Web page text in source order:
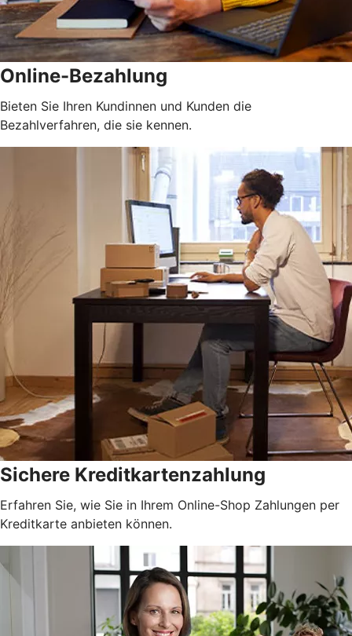
Online-Bezahlung
Bieten Sie Ihren Kundinnen und Kunden die
Bezahlverfahren, die sie kennen.
Sichere Kreditkartenzahlung
Erfahren Sie, wie Sie in Ihrem Online-Shop Zahlungen per
Kreditkarte anbieten können.